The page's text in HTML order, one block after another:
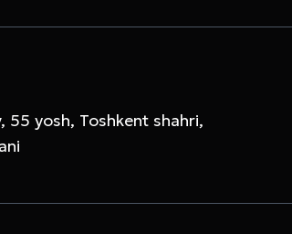
55 yosh, Toshkent shahri,